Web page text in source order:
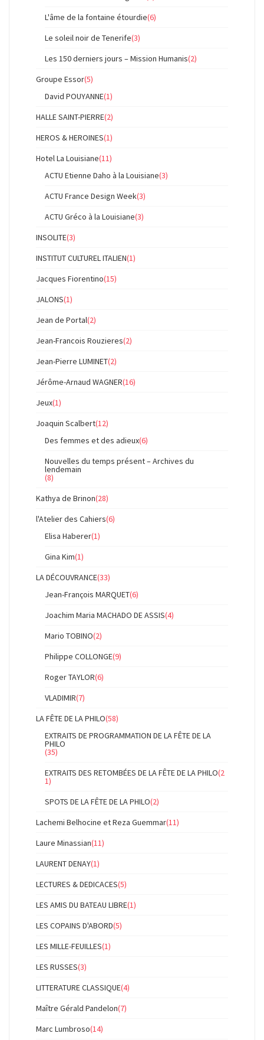
L'âme de la fontaine étourdie(6)
Le soleil noir de Tenerife(3)
Les 150 derniers jours – Mission Humanis(2)
Groupe Essor(5)
David POUYANNE(1)
HALLE SAINT-PIERRE(2)
HEROS & HEROINES(1)
Hotel La Louisiane(11)
ACTU Etienne Daho à la Louisiane(3)
ACTU France Design Week(3)
ACTU Gréco à la Louisiane(3)
INSOLITE(3)
INSTITUT CULTUREL ITALIEN(1)
Jacques Fiorentino(15)
JALONS(1)
Jean de Portal(2)
Jean-Francois Rouzieres(2)
Jean-Pierre LUMINET(2)
Jérôme-Arnaud WAGNER(16)
Jeux(1)
Joaquin Scalbert(12)
Des femmes et des adieux(6)
Nouvelles du temps présent – Archives du
lendemain
(8)
Kathya de Brinon(28)
l'Atelier des Cahiers(6)
Elisa Haberer(1)
Gina Kim(1)
LA DÉCOUVRANCE(33)
Jean-François MARQUET(6)
Joachim Maria MACHADO DE ASSIS(4)
Mario TOBINO(2)
Philippe COLLONGE(9)
Roger TAYLOR(6)
VLADIMIR(7)
LA FÊTE DE LA PHILO(58)
EXTRAITS DE PROGRAMMATION DE LA FÊTE DE LA
PHILO
(35)
EXTRAITS DES RETOMBÉES DE LA FÊTE DE LA PHILO(2
1)
SPOTS DE LA FÊTE DE LA PHILO(2)
Lachemi Belhocine et Reza Guemmar(11)
Laure Minassian(11)
LAURENT DENAY(1)
LECTURES & DEDICACES(5)
LES AMIS DU BATEAU LIBRE(1)
LES COPAINS D'ABORD(5)
LES MILLE-FEUILLES(1)
LES RUSSES(3)
LITTERATURE CLASSIQUE(4)
Maître Gérald Pandelon(7)
Marc Lumbroso(14)